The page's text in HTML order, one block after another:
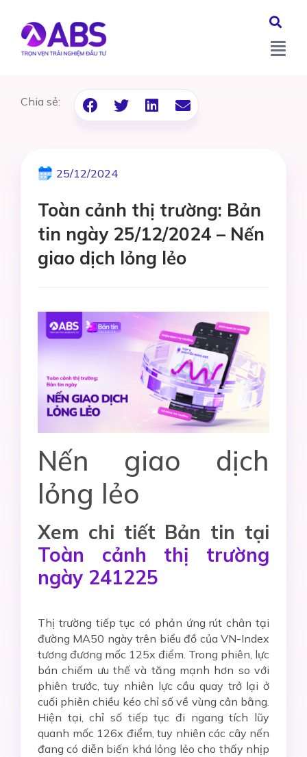
Chia sẻ:
25/12/2024
Toàn cảnh thị trường: Bản
tin ngày 25/12/2024 – Nến
giao dịch lỏng lẻo
Nến giao dịch
lỏng lẻo
Xem chi tiết Bản tin tại
Toàn cảnh thị trường
ngày 241225
Thị trường tiếp tục có phản ứng rút chân tại
đường MA50 ngày trên biểu đồ của VN-Index
tương đương mốc 125x điểm. Trong phiên, lực
bán chiếm ưu thế và tăng mạnh hơn so với
phiên trước, tuy nhiên lực cầu quay trở lại ở
cuối phiên chiều kéo chỉ số về vùng cân bằng.
Hiện tại, chỉ số tiếp tục đi ngang tích lũy
quanh mốc 126x điểm, tuy nhiên các cây nến
đang có diễn biến khá lỏng lẻo cho thấy nhịp